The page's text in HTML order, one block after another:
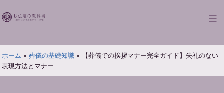
ン
ツ
へ
ス
お
壇
の
教
ホーム » 葬儀の基礎知識»
【葬儀での挨拶マナー完全ガイド】失礼のない
表現方法とマナー